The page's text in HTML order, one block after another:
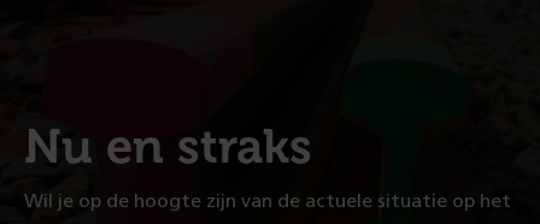
Nu en straks
Wil je op de hoogte zijn van de actuele situatie op het